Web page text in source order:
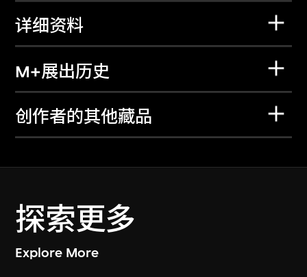
详细资料
M+展出历史
创作者的其他藏品
探索更多
Explore More